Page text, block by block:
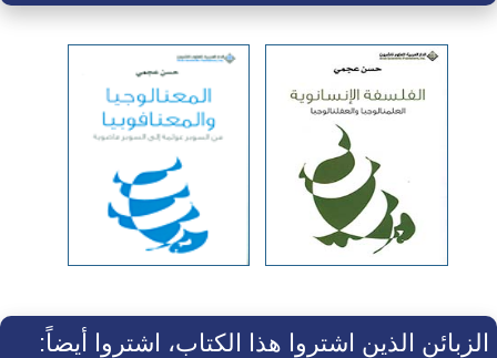
الزبائن الذين اشتروا هذا الكتاب، اشتروا أيضاً: